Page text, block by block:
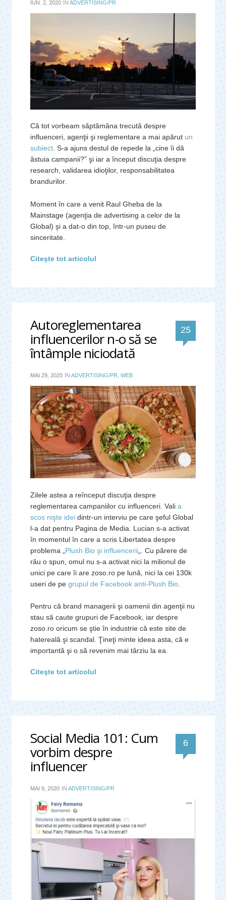
IUN. 2, 2020 IN ADVERTISING/PR
Că tot vorbeam săptămâna trecută despre
influenceri, agenţii şi reglementare a mai apărut un
subiect. S-a ajuns destul de repede la „cine îi dă
ăstuia campanii?” şi iar a început discuţia despre
research, validarea idioţilor, responsabilitatea
brandurilor.
Moment în care a venit Raul Gheba de la
Mainstage (agenţia de advertising a celor de la
Global) şi a dat-o din top, într-un puseu de
sinceritate.
Citeşte tot articolul
Autoreglementarea
influencerilor n-o să se
întâmple niciodată
25de
MAI 29, 2020 IN ADVERTISING/PR WEB
Zilele astea a reînceput discuţia despre
reglementarea campaniilor cu influenceri. Vali a
scos nişte idei dintr-un interviu pe care şeful Global
l-a dat pentru Pagina de Media. Lucian s-a activat
în momentul în care a scris Libertatea despre
problema „
Plush Bio şi influencerii „. Cu părere de
rău o spun, omul nu s-a activat nici la milionul de
unici pe care îi are zoso.ro pe lună, nici la cei 130k
useri de pe grupul de Facebook anti-Plush Bio
Pentru că brand managerii şi oamenii din agenţii nu
stau să caute grupuri de Facebook, iar despre
zoso.ro oricum se ştie în industrie că este site de
hatereală şi scandal. Ţineţi minte ideea asta, că e
importantă şi o să revenim mai târziu la ea.
Citeşte tot articolul
Social Media 101: Cum
vorbim despre
influencer
6
MAI 9, 2020 IN ADVERTISING/PR